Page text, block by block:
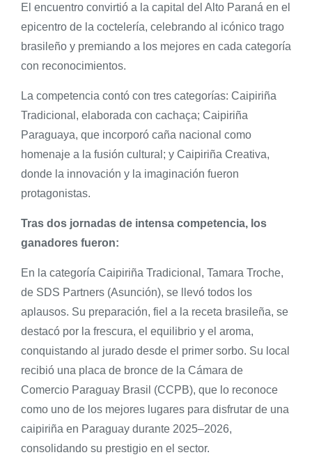
El encuentro convirtió a la capital del Alto Paraná en el
epicentro de la coctelería, celebrando al icónico trago
brasileño y premiando a los mejores en cada categoría
con reconocimientos.
La competencia contó con tres categorías: Caipiriña
Tradicional, elaborada con cachaça; Caipiriña
Paraguaya, que incorporó caña nacional como
homenaje a la fusión cultural; y Caipiriña Creativa,
donde la innovación y la imaginación fueron
protagonistas.
Tras dos jornadas de intensa competencia, los
ganadores fueron:
En la categoría Caipiriña Tradicional, Tamara Troche,
de SDS Partners (Asunción), se llevó todos los
aplausos. Su preparación, fiel a la receta brasileña, se
destacó por la frescura, el equilibrio y el aroma,
conquistando al jurado desde el primer sorbo. Su local
recibió una placa de bronce de la Cámara de
Comercio Paraguay Brasil (CCPB), que lo reconoce
como uno de los mejores lugares para disfrutar de una
caipiriña en Paraguay durante 2025–2026,
consolidando su prestigio en el sector.